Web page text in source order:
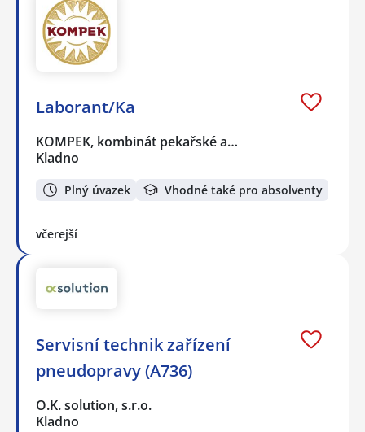
Laborant/Ka
KOMPEK, kombinát pekařské a…
Kladno
Plný úvazek Vhodné také pro absolventy
včerejší
Servisní technik zařízení
pneudopravy (A736)
O.K. solution, s.r.o.
Kladno